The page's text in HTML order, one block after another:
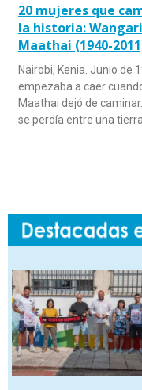
20 mujeres que
la historia: Wangari
Maathai (1940-
Nairobi, Kenia. Junio de
empezaba a caer
Maathai dejó de
se perdía entre una tierra